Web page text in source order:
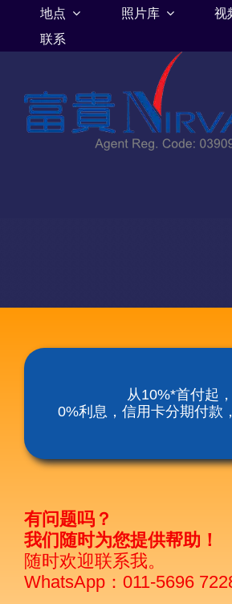
content
地点 照片库 视
联系
涅磐祖传平板电脑
从10%*首付起，
0%利息，信用卡分期付款
有问题吗？
我们随时为您提供帮助！
随时欢迎联系我。
WhatsApp：011-5696